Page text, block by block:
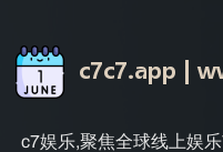
c7娱乐,聚焦全球线上娱